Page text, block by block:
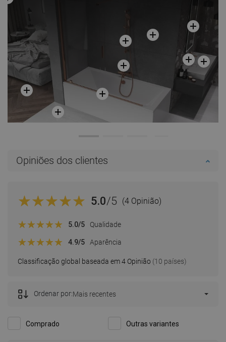
Opiniões dos clientes
5.0/5 (4 Opinião)
Classificação global baseada em 4 Opinião (10 países)
5.0/5 Qualidade
4.9/5 Aparência
Comprado Outras variantes
Ordenar por:Mais recentes